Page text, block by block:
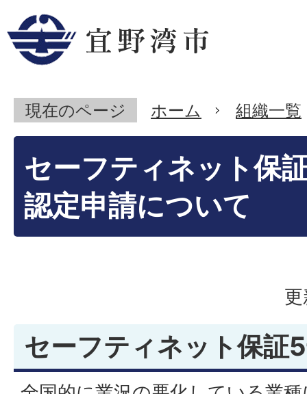
現在のページ ホーム 組織一覧
セーフティネット保
認定申請について
セーフティネット保証